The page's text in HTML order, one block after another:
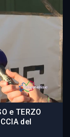
e TERZO
del